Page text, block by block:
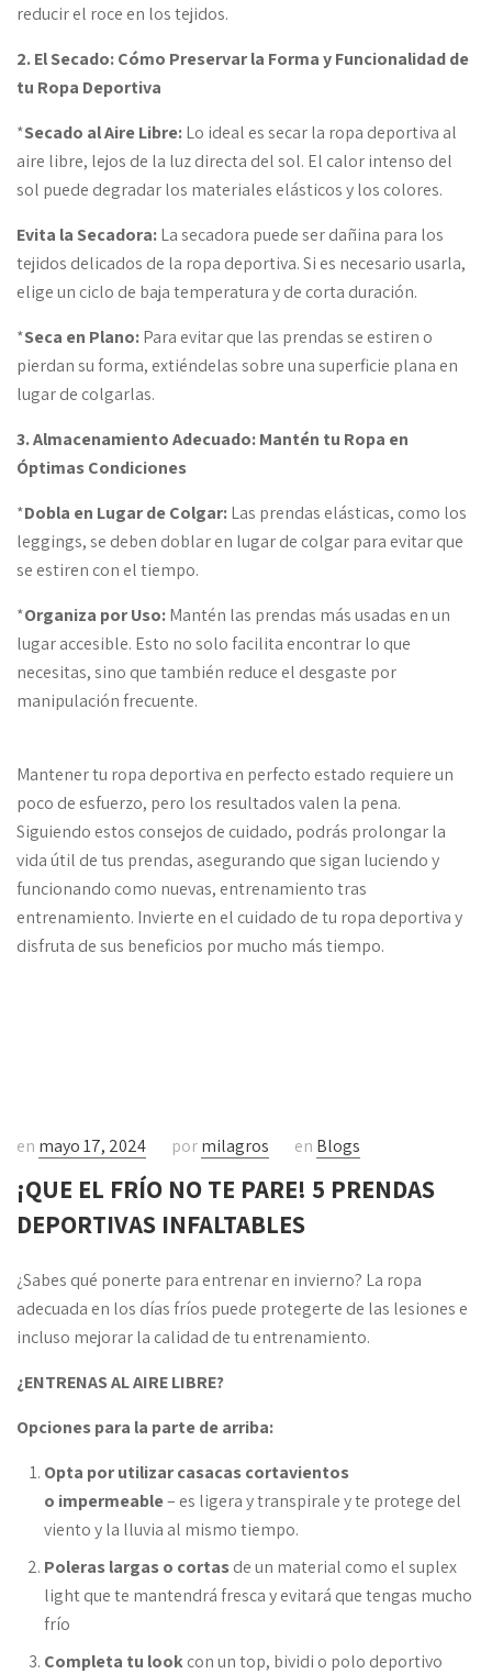
reducir el roce en los tejidos.
2. El Secado: Cómo Preservar la Forma y Funcionalidad de
tu Ropa Deportiva
*Secado al Aire Libre:Lo ideal es secar la ropa deportiva al
aire libre, lejos de la luz directa del sol. El calor intenso del
sol puede degradar los materiales elásticos y los colores.
Evita la Secadora:La secadora puede ser dañina para los
tejidos delicados de la ropa deportiva. Si es necesario usarla,
elige un ciclo de baja temperatura y de corta duración.
*Seca en Plano:Para evitar que las prendas se estiren o
pierdan su forma, extiéndelas sobre una superficie plana en
lugar de colgarlas.
3. Almacenamiento Adecuado: Mantén tu Ropa en
Óptimas Condiciones
*Dobla en Lugar de Colgar:Las prendas elásticas, como los
leggings, se deben doblar en lugar de colgar para evitar que
se estiren con el tiempo.
*Organiza por Uso:Mantén las prendas más usadas en un
lugar accesible. Esto no solo facilita encontrar lo que
necesitas, sino que también reduce el desgaste por
manipulación frecuente.
Mantener tu ropa deportiva en perfecto estado requiere un
poco de esfuerzo, pero los resultados valen la pena.
Siguiendo estos consejos de cuidado, podrás prolongar la
vida útil de tus prendas, asegurando que sigan luciendo y
funcionando como nuevas, entrenamiento tras
entrenamiento. Invierte en el cuidado de tu ropa deportiva y
disfruta de sus beneficios por mucho más tiempo.
en mayo 17, 2024 pormilagros en Blogs
¡QUE EL FRÍO NO TE PARE! 5 PRENDAS
DEPORTIVAS INFALTABLES
¿Sabes qué ponerte para entrenar en invierno? La ropa
adecuada en los días fríos puede protegerte de las lesiones e
incluso mejorar la calidad de tu entrenamiento.
¿ENTRENAS AL AIRE LIBRE?
Opciones para la parte de arriba:
Opta por utilizar casacas cortavientos
o impermeable– es ligera y transpirale y te protege del
viento y la lluvia al mismo tiempo.
Poleras largas o cortasde un material como el suplex
light que te mantendrá fresca y evitará que tengas mucho
frío
Completa tu lookcon un top, bividi o polo deportivo